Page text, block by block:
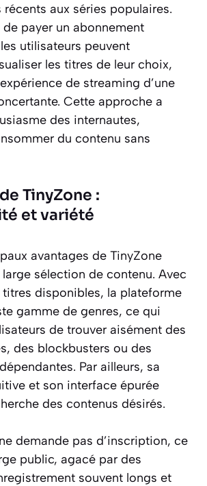
aux séries populaires.
payer un abonnement
utilisateurs peuvent
les titres de leur choix,
de streaming d’une
Cette approche a
des internautes,
du contenu sans
TinyZone :
et variété
avantages de TinyZone
sélection de contenu. Avec
titres disponibles, la plateforme
gamme de genres, ce qui
de trouver aisément des
des blockbusters ou des
Par ailleurs, sa
et son interface épurée
des contenus désirés.
demande pas d’inscription, ce
public, agacé par des
souvent longs et